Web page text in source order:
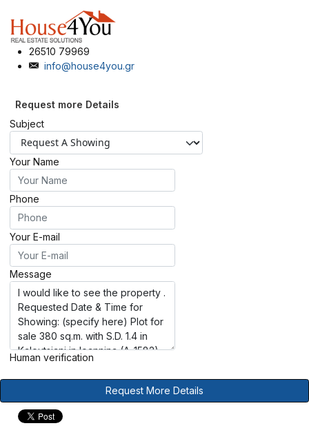
26510 79969
info@house4you.gr
Request more Details
Subject
Your Name
Phone
Your E-mail
Message
Human verification
Request More Details